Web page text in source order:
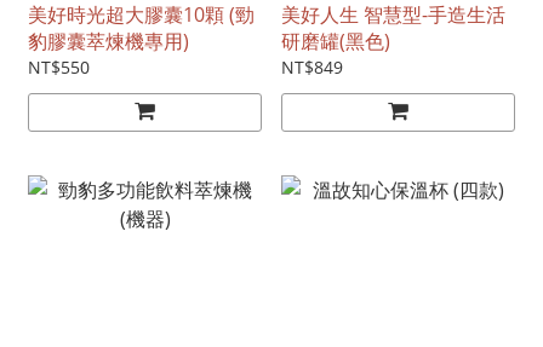
美好時光超大膠囊10顆 (勁
豹膠囊萃煉機專用)
NT$550
美好人生 智慧型-手造生活
研磨罐(黑色)
NT$849